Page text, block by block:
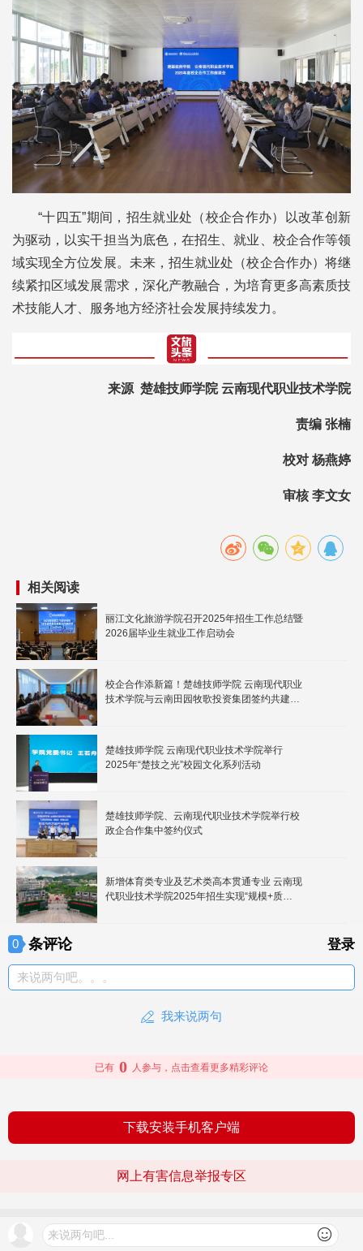
“十四五”期间，招生就业处（校企合作办）以改革创新
为驱动，以实干担当为底色，在招生、就业、校企合作等领
域实现全方位发展。未来，招生就业处（校企合作办）将继
续紧扣区域发展需求，深化产教融合，为培育更多高素质技
术技能人才、服务地方经济社会发展持续发力。
来源 楚雄技师学院 云南现代职业技术学院
责编 张楠
校对 杨燕婷
审核 李文女
相关阅读
丽江文化旅游学院召开2025年招生工作总结暨
2026届毕业生就业工作启动会
校企合作添新篇！楚雄技师学院 云南现代职业
技术学院与云南田园牧歌投资集团签约共建文
楚雄技师学院 云南现代职业技术学院举行
2025年“楚技之光”校园文化系列活动
楚雄技师学院、云南现代职业技术学院举行校
政企合作集中签约仪式
新增体育类专业及艺术类高本贯通专业 云南现
代职业技术学院2025年招生实现“规模+质
0 条评论 登录
来说两句吧。。。
我来说两句
来说两句吧...
已有 0 人参与，点击查看更多精彩评论
下载安装手机客户端
网上有害信息举报专区
查看更多
© 2026 文旅头条 版权所有